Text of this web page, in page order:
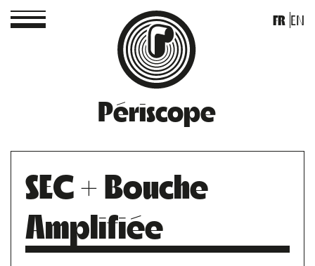
Périscope
FR EN
SEC + Bouche
Amplifiée